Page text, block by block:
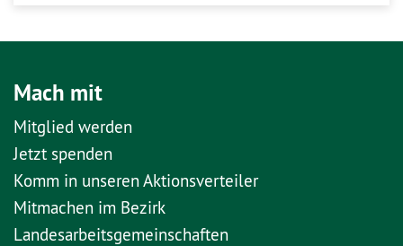
Mach mit
Mitglied werden
Jetzt spenden
Komm in unseren Aktionsverteiler
Mitmachen im Bezirk
Landesarbeitsgemeinschaften